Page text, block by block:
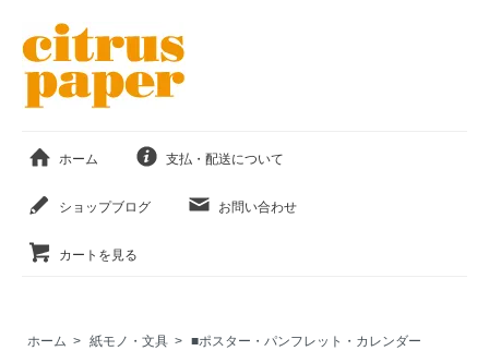
ホーム 支払・配送について
ショップブログ お問い合わせ
カートを見る
ホーム > 紙モノ・文具 > ■ポスター・パンフレット・カレンダー